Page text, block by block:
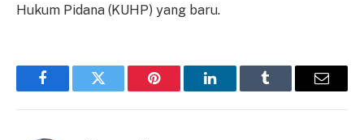
Hukum Pidana (KUHP) yang baru.
FacebookTwitter Pinterest LinkedInTumblr Email